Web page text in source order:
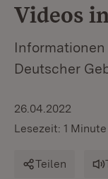
Videos
Deutscher
26.04.2022
Lesezeit: 1 Minute
Teilen